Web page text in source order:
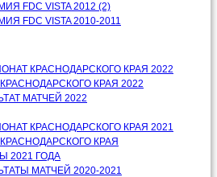
FDC VISTA 2012 (2)
FDC VISTA 2010-2011
КРАСНОДАРСКОГО КРАЯ 2022
КРАЯ 2022
МАТЧЕЙ 2022
КРАСНОДАРСКОГО КРАЯ 2021
КРАЯ
2021 ГОДА
МАТЧЕЙ 2020-2021